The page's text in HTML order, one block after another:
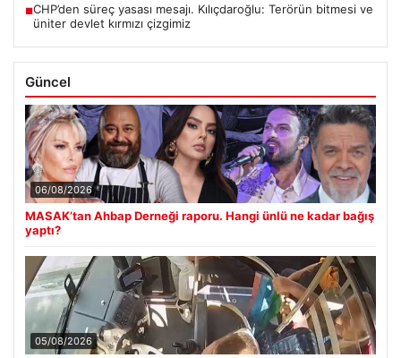
■CHP’den süreç yasası mesajı. Kılıçdaroğlu: Terörün bitmesi ve
üniter devlet kırmızı çizgimiz
Güncel
06/08/2026
MASAK’tan Ahbap Derneği raporu. Hangi ünlü ne kadar bağış
yaptı?
05/08/2026